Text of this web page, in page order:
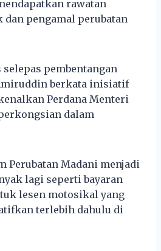
rawatan
pengamal perubatan
pembentangan
berkata inisiatif
Perdana Menteri
dalam
Perubatan Madani menjadi
lagi seperti bayaran
lesen motosikal yang
terlebih dahulu di